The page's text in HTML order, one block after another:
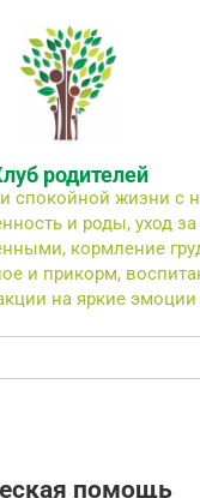
родителей
и спокойной жизни с
и роды, уход за
кормление
и прикорм,
на яркие
помощь